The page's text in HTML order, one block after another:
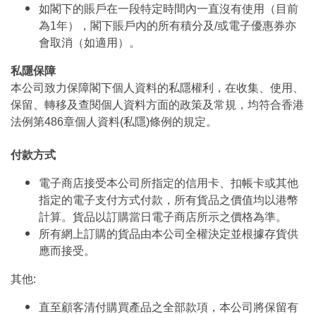
如閣下的賬戶在一段特定時間內一直沒有使用（目前
為1年），閣下賬戶內的所有積分及/或電子優惠券亦
會取消（如適用）。
私隱保障
本公司致力保障閣下個人資料的私隱權利，在收集、使用、
保留、轉移及查閱個人資料方面的政策及常規，均符合香港
法例第486章個人資料(私隱)條例的規定。
付款方式
電子商店接受本公司所指定的信用卡、扣帳卡或其他
指定的電子支付方式付款，所有貨品之價值均以港幣
計算。貨品以訂購當日電子商店所示之價格為準。
所有網上訂購的貨品由本公司全權決定並根據存貨供
應而接受。
其他:
直至顧客清付購買產品之全部款項，本公司將保留有